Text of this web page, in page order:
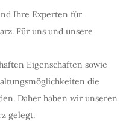
Ihre Experten für
Für uns und unsere
Eigenschaften sowie
die
Daher haben wir unseren
gelegt.